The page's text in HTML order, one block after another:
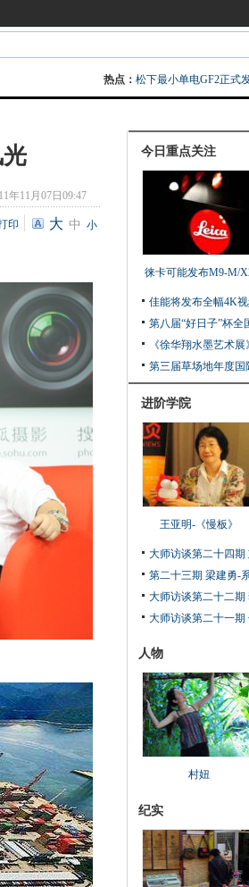
热点： 松下最小单电GF2正式
年11月07日09:47
印 大 中 小
今日重点关注
徕卡可能发布M9-M/
佳能将发布全幅4K视
第八届“好日子”杯
《徐华翔水墨艺术
第三届草场地年度
进阶学院
王亚明-《慢板》
大师访谈第二十四期
第二十三期 梁建勇-
大师访谈第二十二期
大师访谈第二十一期
人物
村妞
纪实